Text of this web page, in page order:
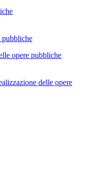
pubbliche
opere pubbliche
delle opere